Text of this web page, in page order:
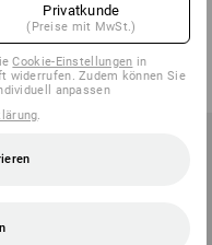
Farben
17,73 €
MwSt.) ab 12 Paar
Privatkunde
(Preise mit MwSt.)
Cookie-Einstellungen in
widerrufen. Zudem können Sie
anpassen